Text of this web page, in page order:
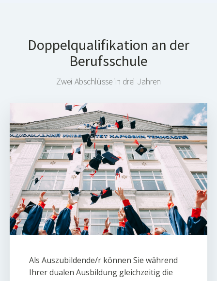
Doppelqualifikation an der
Berufsschule
Zwei Abschlüsse in drei Jahren
Als Auszubildende/r können Sie während
Ihrer dualen Ausbildung gleichzeitig die